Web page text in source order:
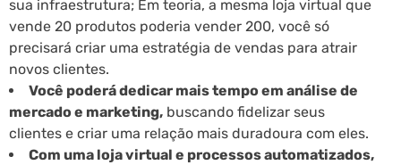
sua infraestrutura; Em teoria, a mesma loja virtual que
vende 20 produtos poderia vender 200, você só
precisará criar uma estratégia de vendas para atrair
novos clientes.
Você poderá dedicar mais tempo em análise de
mercado e marketing, buscando fidelizar seus
clientes e criar uma relação mais duradoura com eles.
Com uma loja virtual e processos automatizados,